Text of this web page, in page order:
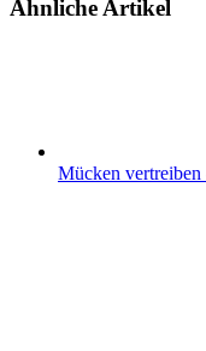
Ähnliche Artikel
Mücken